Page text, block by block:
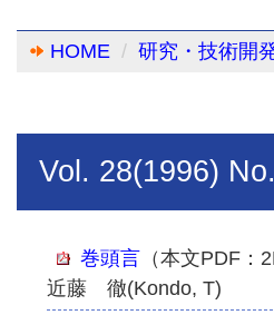
HOME 研究・技術開
Vol. 28(1996)
巻頭言 （本文PDF：
近藤 徹(Kondo, T)